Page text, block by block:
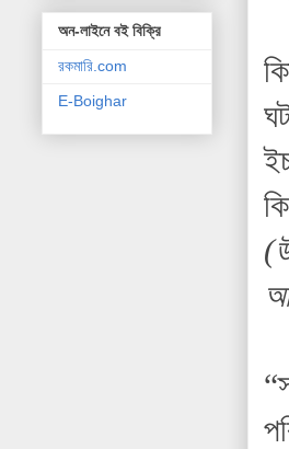
অন-লাইনে বই বিক্রি
রকমারি.com
E-Boighar